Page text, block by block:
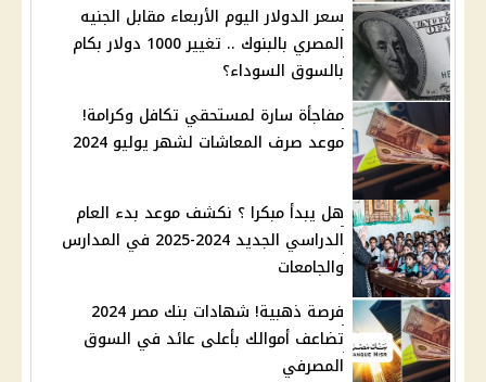
سعر الدولار اليوم الأربعاء مقابل الجنيه
المصري بالبنوك .. تغيير 1000 دولار بكام
بالسوق السوداء؟
مفاجأة سارة لمستحقي تكافل وكرامة!
موعد صرف المعاشات لشهر يوليو 2024
هل يبدأ مبكرا ؟ نكشف موعد بدء العام
الدراسي الجديد 2024-2025 في المدارس
والجامعات
فرصة ذهبية! شهادات بنك مصر 2024
تضاعف أموالك بأعلى عائد في السوق
المصرفي